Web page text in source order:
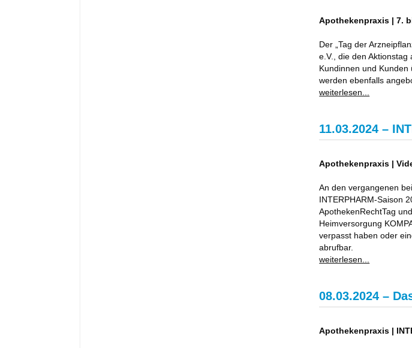
Apothekenpraxis | 7.
Der „Tag der
e.V., die den
Kundinnen und
werden ebenfalls
weiterlesen...
11.03.2024 –
Apothekenpraxis |
An den vergangenen
INTERPHARM-Saison
ApothekenRechtTag
Heimversorgung
verpasst haben oder
abrufbar.
weiterlesen...
08.03.2024 –
Apothekenpraxis |